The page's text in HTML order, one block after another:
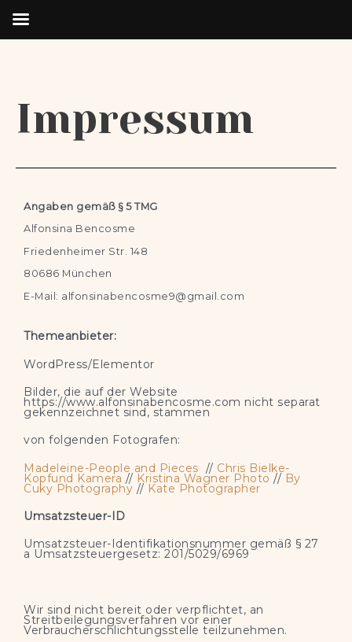
Impressum
Angaben gemäß § 5 TMG
Alfonsina Bencosme
Friedenheimer Str. 148
80686 München
E-Mail: alfonsinabencosme9@gmail.com
Themeanbieter:
WordPress/Elementor
Bilder, die auf der Website
https://www.alfonsinabencosme.com nicht separat
gekennzeichnet sind, stammen
von folgenden Fotografen:
Madeleine-People and Pieces // Chris Bielke-
Kopfund Kamera // Kristina Wagner Photo // By
Cuky Photography // Kate Photographer
Umsatzsteuer-ID
Umsatzsteuer-Identifikationsnummer gemäß § 27
a Umsatzsteuergesetz: 201/5029/6969
Wir sind nicht bereit oder verpflichtet, an
Streitbeilegungsverfahren vor einer
Verbraucherschlichtungsstelle teilzunehmen.